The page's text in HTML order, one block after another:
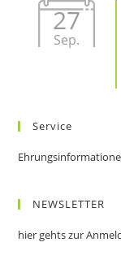
27
Sep.
Service
NEWSLETTER
hier gehts zur